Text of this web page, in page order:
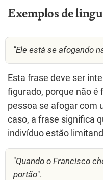
Exemplos de
"Ele está se afogando
Esta frase deve ser
figurado, porque não
pessoa se afogar com
caso, a frase significa
indivíduo estão
"Quando o Francisco
portão".